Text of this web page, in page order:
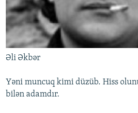
Əli Əkbər
Yəni muncuq kimi düzüb. Hiss
bilən adamdır.